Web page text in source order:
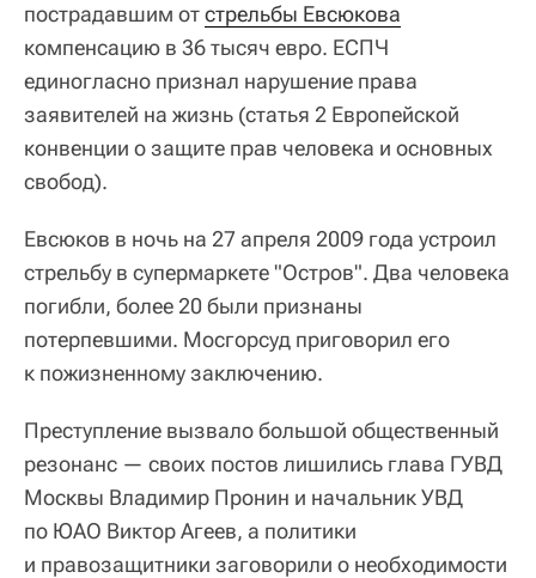
пострадавшим отстрельбы Евсюкова
компенсацию в 36 тысяч евро. ЕСПЧ
единогласно признал нарушение права
заявителей на жизнь (статья 2 Европейской
конвенции о защите прав человека и основных
свобод).
Евсюков в ночь на 27 апреля 2009 года устроил
стрельбу в супермаркете "Остров". Два человека
погибли, более 20 были признаны
потерпевшими. Мосгорсуд приговорил его
к пожизненному заключению.
Преступление вызвало большой общественный
резонанс — своих постов лишились глава ГУВД
Москвы Владимир Пронин и начальник УВД
по ЮАО Виктор Агеев, а политики
и правозащитники заговорили о необходимости